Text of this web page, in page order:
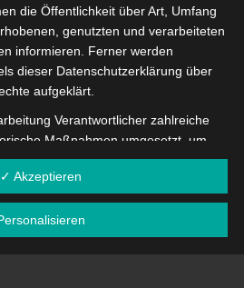
omnisiste natus error sit
quae ab illo inventore veritatis
die Öffentlichkeit über Art, Umfang
genutzten und verarbeiteten
informieren. Ferner werden
dieser Datenschutzerklärung über
aufgeklärt.
Verantwortlicher zahlreiche
Maßnahmen umgesetzt, um
Schutz der über diese Internetseite
Daten sicherzustellen.
Datenübertragungen
aufweisen, sodass ein absoluter
werden kann. Aus diesem Grund
Person frei, personenbezogene
✓ Akzeptieren